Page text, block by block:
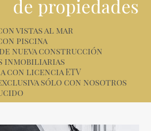
de propiedades
vistas al mar
piscina
nueva construcción
inmobiliarias
con licencia ETV
sólo con nosotros